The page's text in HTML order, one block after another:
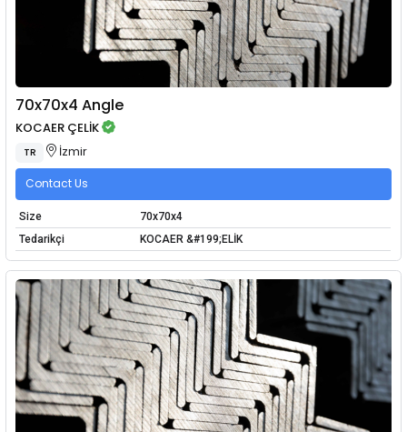
70x70x4 Angle
KOCAER ÇELİK
TR İzmir
Contact Us
Size
70x70x4
Tedarikçi
KOCAER &#199;ELİK